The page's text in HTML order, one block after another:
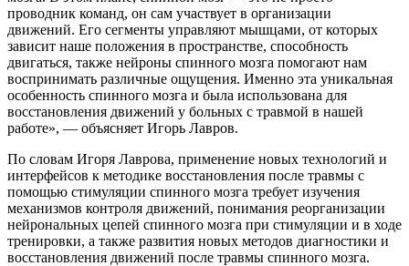
проводник команд, он сам участвует в организации
движений. Его сегменты управляют мышцами, от которых
зависит наше положения в пространстве, способность
двигаться, также нейроны спинного мозга помогают нам
воспринимать различные ощущения. Именно эта уникальная
особенность спинного мозга и была использована для
восстановления движений у больных с травмой в нашей
работе», — объясняет Игорь Лавров.
По словам Игоря Лаврова, применение новых технологий и
интерфейсов к методике восстановления после травмы с
помощью стимуляции спинного мозга требует изучения
механизмов контроля движений, понимания реорганизации
нейрональных цепей спинного мозга при стимуляции и в ходе
тренировки, а также развития новых методов диагностики и
восстановления движений после травмы спинного мозга.